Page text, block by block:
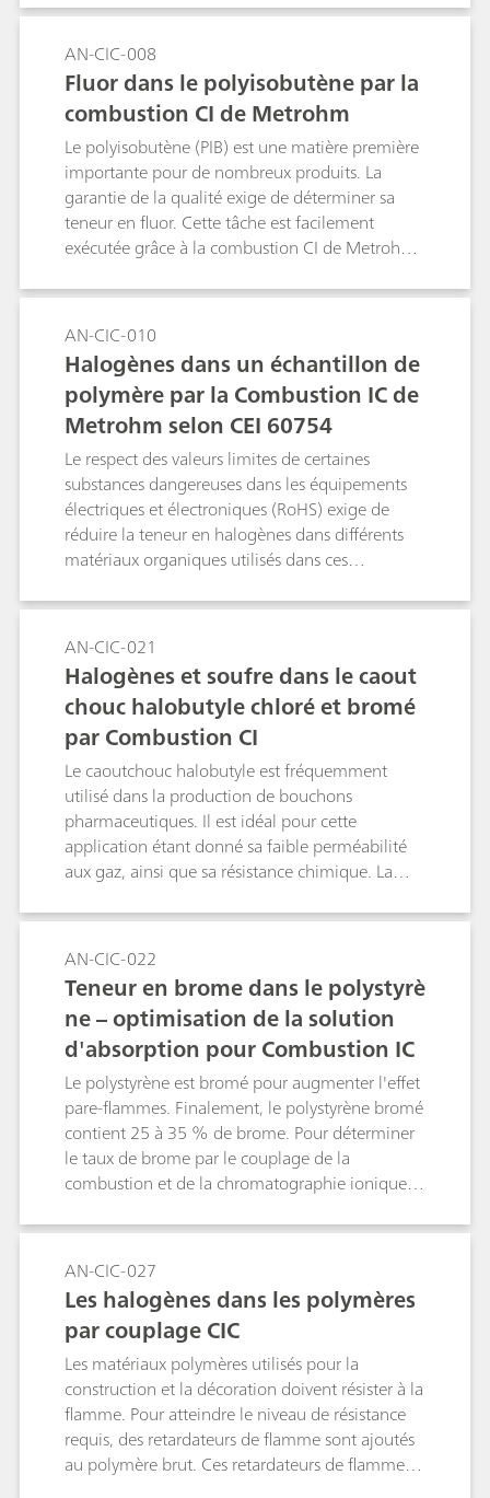
du soufre (sous forme de sulfate). La
combustion et l'analyse des matériaux de
référence certifiés (MRC) montrent clairement la
fiabilité de la combustion/chromatographie
ionique de Metrohm.Mot-clé : pyrohydrolyse
AN-CIC-008
Fluor dans le polyisobutène par la
combustion CI de Metrohm
Le polyisobutène (PIB) est une matière première
importante pour de nombreux produits. La
garantie de la qualité exige de déterminer sa
teneur en fluor. Cette tâche est facilement
exécutée grâce à la combustion CI de Metrohm
matrice inline.Mot-clé : pyrohydrolyse
AN-CIC-010
Halogènes dans un échantillon de
polymère par la Combustion IC de
Metrohm selon CEI 60754
Le respect des valeurs limites de certaines
substances dangereuses dans les équipements
électriques et électroniques (RoHS) exige de
réduire la teneur en halogènes dans différents
matériaux organiques utilisés dans ces
forte demande de polymères sans halogènes. La
Combustion IC de Metrohm avec capteur de
flamme et élimination de la matrice inline est
une méthode indispensable et conforme à la
norme CEI 60754 pour la détermination des
halogènes dans les polymères. Le matériau
polymère analysé contient jusqu'à 1 %
d'halogènes.
AN-CIC-021
Halogènes et soufre dans le caout
chouc halobutyle chloré et bromé
par Combustion CI
Le caoutchouc halobutyle est fréquemment
utilisé dans la production de bouchons
pharmaceutiques. Il est idéal pour cette
application étant donné sa faible perméabilité
aux gaz, ainsi que sa résistance chimique. La
caoutchouc butyle chloré et bromé est analysée.
Des composés halogénés et soufrés sont
dégagés par pyrohydrolyse et analysés au moyen
d'une chromatographie ionique (CI)
subséquente.
AN-CIC-022
Teneur en brome dans le polystyrè
ne – optimisation de la solution
d'absorption pour Combustion IC
Le polystyrène est bromé pour augmenter l'effet
pare-flammes. Finalement, le polystyrène bromé
contient 25 à 35 % de brome. Pour déterminer
le taux de brome par le couplage de la
combustion et de la chromatographie ionique
nécessaire d'utiliser une solution d'absorption
optimisée pour retenir tout le brome. Ce travail
montre l'optimisation de la solution
d'absorption pour des échantillons contenant
des teneurs élevées en brome.
AN-CIC-027
Les halogènes dans les polymères
par couplage CIC
Les matériaux polymères utilisés pour la
construction et la décoration doivent résister à la
flamme. Pour atteindre le niveau de résistance
requis, des retardateurs de flamme sont ajoutés
au polymère brut. Ces retardateurs de flammes